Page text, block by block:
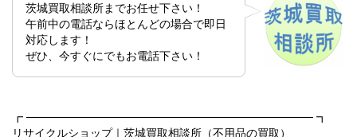
茨城買取相談所までお任せ下さい！
午前中の電話ならほとんどの場合で即日
対応します！
ぜひ、今すぐにでもお電話下さい！
┏ ──────────────────────────────────── ┓
リサイクルショップ｜茨城買取相談所（不用品の買取）